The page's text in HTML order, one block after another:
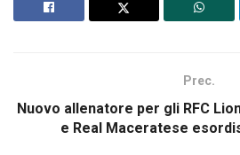
Prec.
Nuovo allenatore per gli RFC
e Real Maceratese